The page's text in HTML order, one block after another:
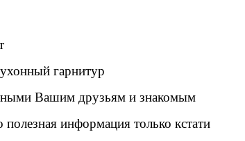
гарнитур
Вашим друзьям и знакомым
информация только кстати